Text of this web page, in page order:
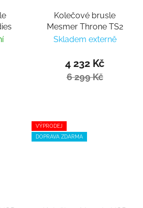
Kolečové brusle
Mesmer Throne TS2
Skladem externě
4 232 Kč
6 299 Kč
VÝPRODEJ
DOPRAVA ZDARMA